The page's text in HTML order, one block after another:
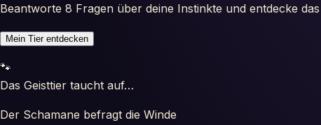
Beantworte 8 Fragen über deine Instinkte und entdecke
Mein Tier entdecken
🐾
Das Geisttier taucht auf…
Der Schamane befragt die Winde